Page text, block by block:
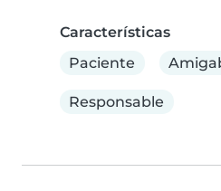
Características
Paciente
Responsable